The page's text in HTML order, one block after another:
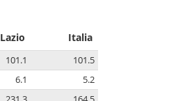
Lazio Italia
101.1
101.5
6.1
5.2